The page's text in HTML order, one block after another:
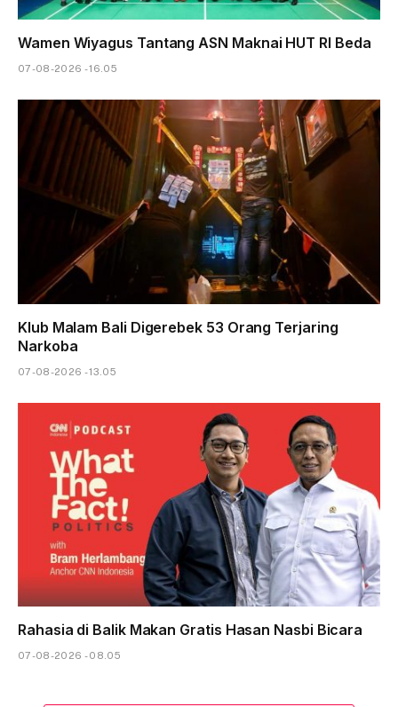
Wamen Wiyagus Tantang ASN Maknai HUT RI Beda
07-08-2026 - 16.05
Klub Malam Bali Digerebek 53 Orang Terjaring
Narkoba
07-08-2026 - 13.05
Rahasia di Balik Makan Gratis Hasan Nasbi Bicara
07-08-2026 - 08.05